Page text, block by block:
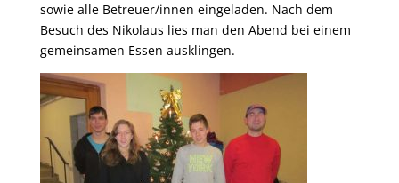
sowie alle Betreuer/innen eingeladen. Nach dem
Besuch des Nikolaus lies man den Abend bei einem
gemeinsamen Essen ausklingen.